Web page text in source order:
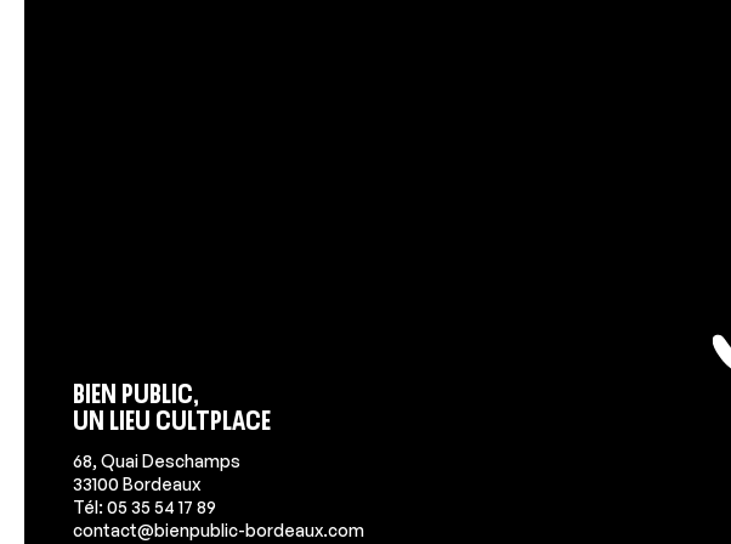
Bien Public,
un lieu Cultplace
68, Quai Deschamps
33100 Bordeaux
Tél: 05 35 54 17 89
contact@bienpublic-bordeaux.com